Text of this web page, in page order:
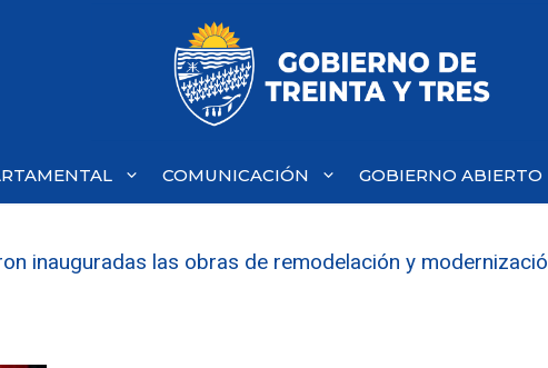
COMUNICACIÓN GOBIERNO ABIERTO
inauguradas las obras de remodelación y